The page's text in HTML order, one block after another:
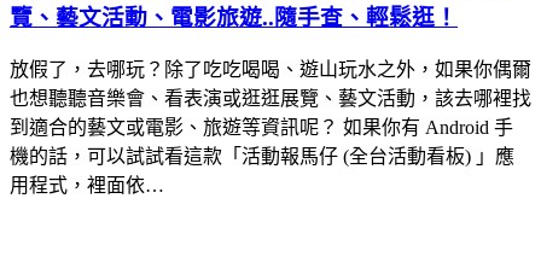
覽、藝文活動、電影旅遊..隨手查、輕鬆逛！
放假了，去哪玩？除了吃吃喝喝、遊山玩水之外，如果你偶爾
也想聽聽音樂會、看表演或逛逛展覽、藝文活動，該去哪裡找
到適合的藝文或電影、旅遊等資訊呢？ 如果你有 Android 手
機的話，可以試試看這款「活動報馬仔 (全台活動看板) 」應
用程式，裡面依…